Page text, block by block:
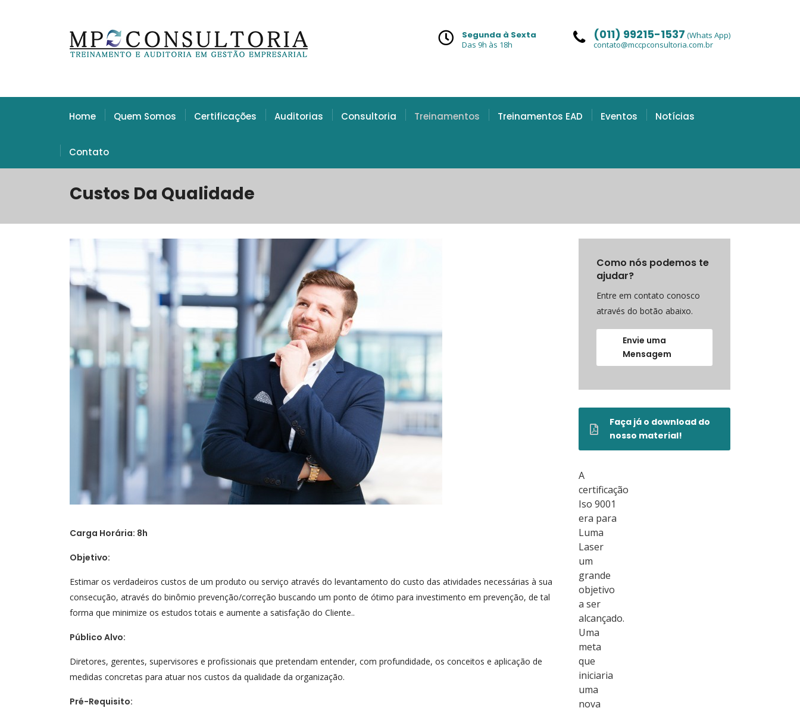
(011) 99215-1537 (Whats App)
contato@mccpconsultoria.com.br
Segunda à Sexta
Das 9h às 18h
Home Quem Somos Certificações Auditorias Consultoria Treinamentos Treinamentos EAD Eventos Notícias
Contato
Custos Da Qualidade
Carga Horária: 8h
Objetivo:
Estimar os verdadeiros custos de um produto ou serviço através do levantamento do custo das atividades necessárias à sua
consecução, através do binômio prevenção/correção buscando um ponto de ótimo para investimento em prevenção, de tal
forma que minimize os estudos totais e aumente a satisfação do Cliente..
Público Alvo:
Diretores, gerentes, supervisores e profissionais que pretendam entender, com profundidade, os conceitos e aplicação de
medidas concretas para atuar nos custos da qualidade da organização.
Pré-Requisito:
Como nós podemos te
ajudar?
Entre em contato conosco
através do botão abaixo.
Envie uma
Mensagem
Faça já o download do
nosso material!
A
certificação
Iso 9001
era para
Luma
Laser
um
grande
objetivo
a ser
alcançado.
Uma
meta
que
iniciaria
uma
nova